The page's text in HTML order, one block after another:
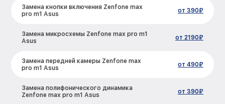
Замена кнопки включения Zenfone max
pro m1 Asus
от 390₽
Замена микросхемы Zenfone max pro m1
Asus
от 2190₽
Замена передней камеры Zenfone max
pro m1 Asus
от 490₽
Замена полифонического динамика
Zenfone max pro m1 Asus
от 390₽